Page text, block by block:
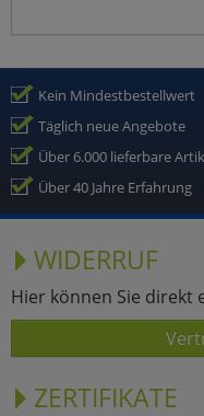
Kein Mindestbestellwert
Täglich neue Angebote
Über 6.000 lieferbare
Über 40 Jahre Erfahrung
WIDERRUF
Hier können Sie direkt
ZERTIFIKATE